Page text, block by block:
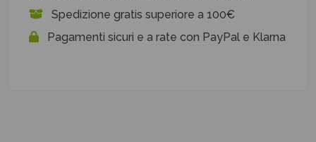
Spedizione gratis superiore a 100€
Pagamenti sicuri e a rate con PayPal e Klarna